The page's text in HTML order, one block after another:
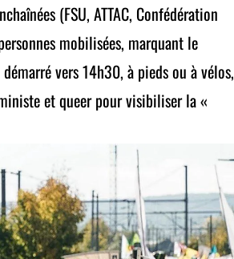
(FSU, ATTAC, Confédération
mobilisées, marquant le
vers 14h30, à pieds ou à vélos,
et queer pour visibiliser la «